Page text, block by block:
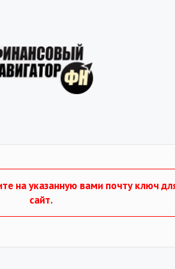
на указанную вами почту ключ
сайт.